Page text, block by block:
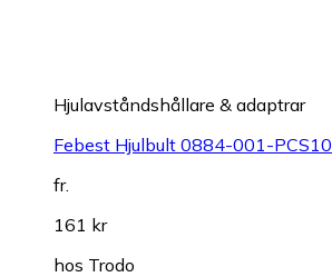
Hjulavståndshållare & adaptrar
Febest Hjulbult 0884-001-PCS10
fr.
161 kr
hos Trodo